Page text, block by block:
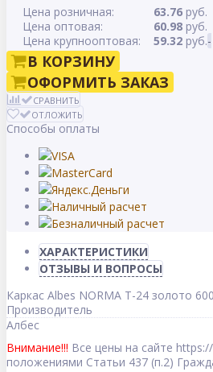
Цена розничная: 63.76 руб.
Цена оптовая:
60.98 руб.
Цена крупнооптовая:
59.32 руб.-
В КОРЗИНУ
ОФОРМИТЬ ЗАКАЗ
СРАВНИТЬ
ОТЛОЖИТЬ
Способы оплаты
ХАРАКТЕРИСТИКИ
ОТЗЫВЫ И ВОПРОСЫ
Каркас Albes NORMA Т-24 золото
Производитель
Албес
Внимание!!! Все цены на сайте
положениями Статьи 437 (п.2)